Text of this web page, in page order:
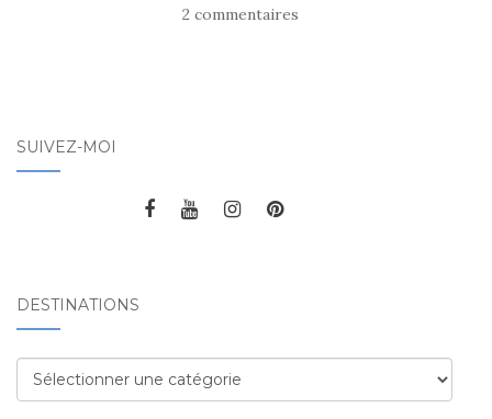
2 commentaires
SUIVEZ-MOI
DESTINATIONS
Destinations